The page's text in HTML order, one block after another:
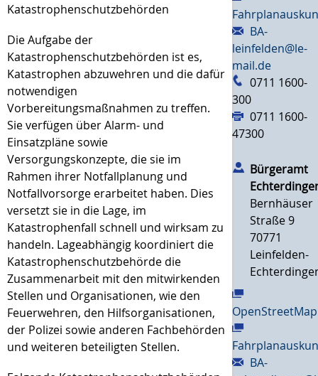
Katastrophenschutzbehörden
Die Aufgabe der
Katastrophenschutzbehörden ist es,
Katastrophen abzuwehren und die dafür
notwendigen
Vorbereitungsmaßnahmen zu treffen.
Sie verfügen über Alarm- und
Einsatzpläne sowie
Versorgungskonzepte, die sie im
Rahmen ihrer Notfallplanung und
Notfallvorsorge erarbeitet haben. Dies
versetzt sie in die Lage, im
Katastrophenfall schnell und wirksam zu
handeln. Lageabhängig koordiniert die
Katastrophenschutzbehörde die
Zusammenarbeit mit den mitwirkenden
Stellen und Organisationen, wie den
Feuerwehren, den Hilfsorganisationen,
der Polizei sowie anderen Fachbehörden
und weiteren beteiligten Stellen.
BA-
leinfelden@le-
mail.de
0711 1600-
300
0711 1600-
47300
Bürgeramt
Bernhäuser
Straße 9
70771
Leinfelden-
OpenStreetMap
BA-